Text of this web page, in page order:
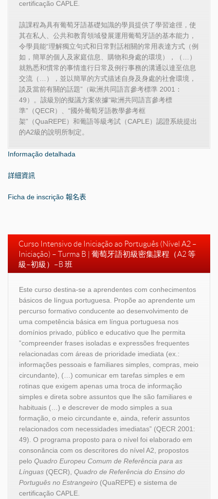
certificação CAPLE.
該課程為具有葡萄牙語基礎知識的學員提供了學習途徑，使
其在私人、公共和教育領域發展運用葡萄牙語的基本能力，
令學員能“理解獨立句式和日常對話相關的常用表達方式（例
如，簡單的個人及家庭信息、購物和身處的環境），（…）
就熟悉和慣常的事情進行日常及例行事務的溝通以達至信息
交流（…），並以簡單的方式描述自身及身處的社會環境，
談及當前有關的話題”（歐洲共同語言參考標準 2001：
49）。該級別的擬議方案依據“歐洲共同語言參考標
準”（QECR）、“國外葡萄牙語教學參考框
架”（QuaREPE）和葡語等級考試（CAPLE）認證系統提出
的A2級的說明所制定。
Informação detalhada
詳細資訊
Ficha de inscrição 報名表
Curso Intensivo de Iniciação ao Português (Nível A2 –
Iniciação) – Turma B | 葡萄牙語初級密集課程（A2 等
級–初級）–B班
Este curso destina-se a aprendentes com conhecimentos
básicos de língua portuguesa. Propõe ao aprendente um
percurso formativo conducente ao desenvolvimento de
uma competência básica em língua portuguesa nos
domínios privado, público e educativo que lhe permita
”compreender frases isoladas e expressões frequentes
relacionadas com áreas de prioridade imediata (ex.:
informações pessoais e familiares simples, compras, meio
circundante), (…) comunicar em tarefas simples e em
rotinas que exigem apenas uma troca de informação
simples e direta sobre assuntos que lhe são familiares e
habituais (…) e descrever de modo simples a sua
formação, o meio circundante e, ainda, referir assuntos
relacionados com necessidades imediatas” (QECR 2001:
49). O programa proposto para o nível foi elaborado em
consonância com os descritores do nível A2, propostos
pelo Quadro Europeu Comum de Referência para as
Línguas(QECR), Quadro de Referência do Ensino do
Português no Estrangeiro(QuaREPE) e sistema de
certificação CAPLE.